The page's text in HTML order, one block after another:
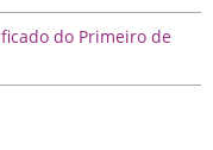
do Primeiro de